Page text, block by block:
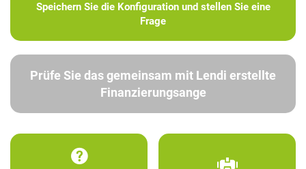
Speichern Sie die Konfiguration und stellen Sie eine
Frage
Prüfe Sie das gemeinsam mit Lendi erstellte
Finanzierungsange